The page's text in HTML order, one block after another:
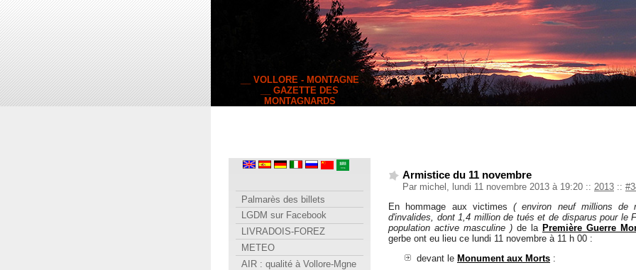
__ VOLLORE - MONTAGNE
__ GAZETTE DES
MONTAGNARDS
Armistice du 11 novembre
Par michel, lundi 11 novembre 2013 à 19:20 :: 2013 ::
En hommage aux victimes ( environ neuf millions de
d'invalides, dont 1,4 million de tués et de disparus pour le
population active masculine ) de la Première Guerre
gerbe ont eu lieu ce lundi 11 novembre à 11 h 00 :
devant le Monument aux Morts :
Palmarès des billets
LGDM sur Facebook
LIVRADOIS-FOREZ
METEO
AIR : qualité à Vollore-Mgne